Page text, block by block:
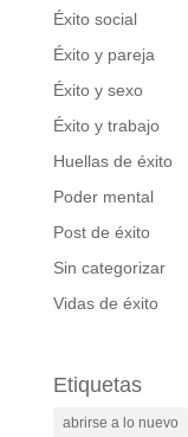
Éxito social
Éxito y pareja
Éxito y sexo
Éxito y trabajo
Huellas de éxito
Poder mental
Post de éxito
Sin categorizar
Vidas de éxito
Etiquetas
abrirse a lo nuevo